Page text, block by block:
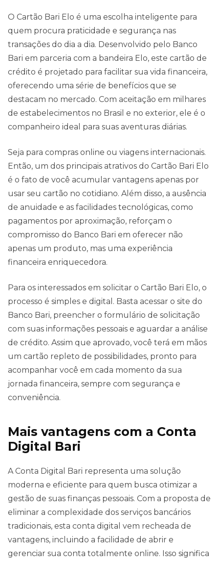
O Cartão Bari Elo é uma escolha inteligente para
quem procura praticidade e segurança nas
transações do dia a dia. Desenvolvido pelo Banco
Bari em parceria com a bandeira Elo, este cartão de
crédito é projetado para facilitar sua vida financeira,
oferecendo uma série de benefícios que se
destacam no mercado. Com aceitação em milhares
de estabelecimentos no Brasil e no exterior, ele é o
companheiro ideal para suas aventuras diárias.
Seja para compras online ou viagens internacionais.
Então, um dos principais atrativos do Cartão Bari Elo
é o fato de você acumular vantagens apenas por
usar seu cartão no cotidiano. Além disso, a ausência
de anuidade e as facilidades tecnológicas, como
pagamentos por aproximação, reforçam o
compromisso do Banco Bari em oferecer não
apenas um produto, mas uma experiência
financeira enriquecedora.
Para os interessados em solicitar o Cartão Bari Elo, o
processo é simples e digital. Basta acessar o site do
Banco Bari, preencher o formulário de solicitação
com suas informações pessoais e aguardar a análise
de crédito. Assim que aprovado, você terá em mãos
um cartão repleto de possibilidades, pronto para
acompanhar você em cada momento da sua
jornada financeira, sempre com segurança e
conveniência.
Mais vantagens com a Conta
Digital Bari
A Conta Digital Bari representa uma solução
moderna e eficiente para quem busca otimizar a
gestão de suas finanças pessoais. Com a proposta de
eliminar a complexidade dos serviços bancários
tradicionais, esta conta digital vem recheada de
vantagens, incluindo a facilidade de abrir e
gerenciar sua conta totalmente online. Isso significa